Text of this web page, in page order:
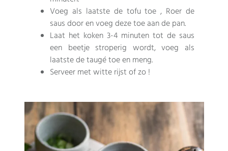
Voeg als laatste de tofu toe , Roer de
saus door en voeg deze toe aan de pan.
Laat het koken 3-4 minuten tot de saus
een beetje stroperig wordt, voeg als
laatste de taugé toe en meng.
Serveer met witte rijst of zo !